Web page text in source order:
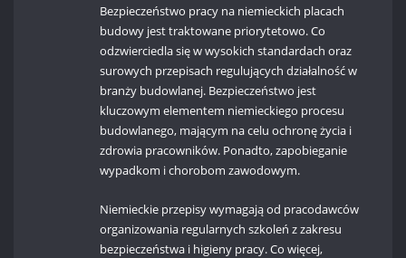
Bezpieczeństwo pracy na niemieckich placach
budowy jest traktowane priorytetowo. Co
odzwierciedla się w wysokich standardach oraz
surowych przepisach regulujących działalność w
branży budowlanej. Bezpieczeństwo jest
kluczowym elementem niemieckiego procesu
budowlanego, mającym na celu ochronę życia i
zdrowia pracowników. Ponadto, zapobieganie
wypadkom i chorobom zawodowym.
Niemieckie przepisy wymagają od pracodawców
organizowania regularnych szkoleń z zakresu
bezpieczeństwa i higieny pracy. Co więcej,